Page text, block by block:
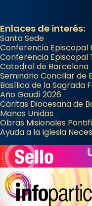
Enlaces de interés:
Santa Sede
Conferencia Episcopal
Conferencia Episcopal
Catedral de Barcelona
Seminario Conciliar de
Basílica de la Sagrada
Año Gaudí 2026
Cáritas Diocesana de
Manos Unidas
Obras Misionales
Ayuda a la Iglesia